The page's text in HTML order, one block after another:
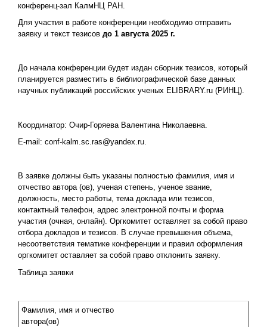
конференц-зал КалмНЦ РАН.
Для участия в работе конференции необходимо отправить
заявку и текст тезисов до 1 августа 2025 г.
До начала конференции будет издан сборник тезисов, который
планируется разместить в библиографической базе данных
научных публикаций российских ученых ELIBRARY.ru (РИНЦ).
Координатор: Очир-Горяева Валентина Николаевна.
E-mail: conf-kalm.sc.ras@yandex.ru.
В заявке должны быть указаны полностью фамилия, имя и
отчество автора (ов), ученая степень, ученое звание,
должность, место работы, тема доклада или тезисов,
контактный телефон, адрес электронной почты и форма
участия (очная, онлайн). Оргкомитет оставляет за собой право
отбора докладов и тезисов. В случае превышения объема,
несоответствия тематике конференции и правил оформления
оргкомитет оставляет за собой право отклонить заявку.
Таблица заявки
Фамилия, имя и отчество
автора(ов)